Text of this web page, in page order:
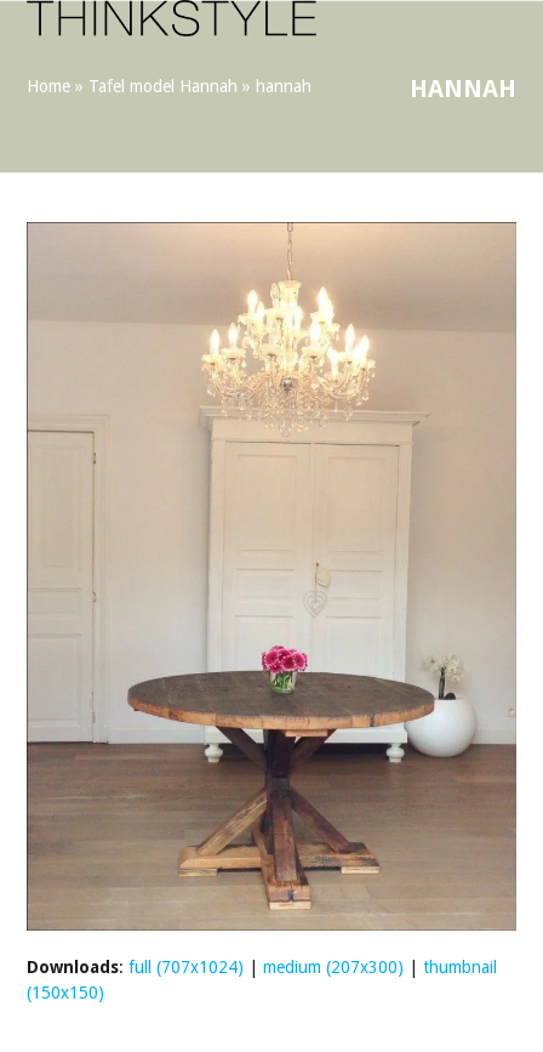
Open
menu
Close
menu
HANNAH
Home » Tafel model Hannah » hannah
Downloads:full (707x1024) |medium (207x300) |thumbnail
(150x150)